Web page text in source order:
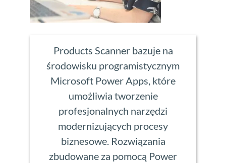
Products Scanner bazuje na
środowisku programistycznym
Microsoft Power Apps, które
umożliwia tworzenie
profesjonalnych narzędzi
modernizujących procesy
biznesowe. Rozwiązania
zbudowane za pomocą Power